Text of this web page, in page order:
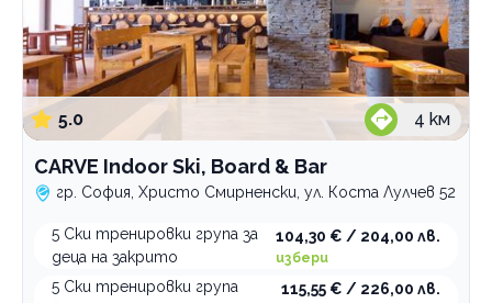
5.0 4 км
CARVE Indoor Ski, Board & Bar
гр. София, Христо Смирненски, ул. Коста Лулчев 52
5 Ски тренировки група за
деца на закрито
104,30 € / 204,00 лв.
избери
5 Ски тренировки група
115,55 € / 226,00 лв.